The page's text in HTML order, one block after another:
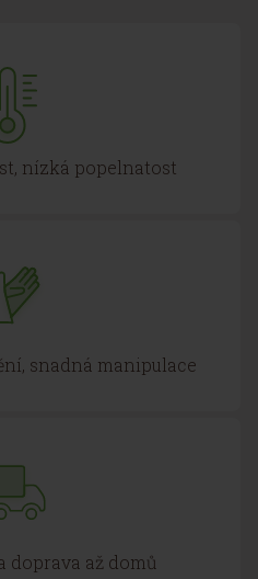
nízká popelnatost
snadná manipulace
doprava až domů